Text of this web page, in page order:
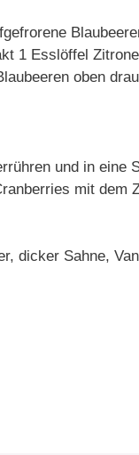
1 Esslöffel
oben
und in eine
mit dem
dicker Sahne,